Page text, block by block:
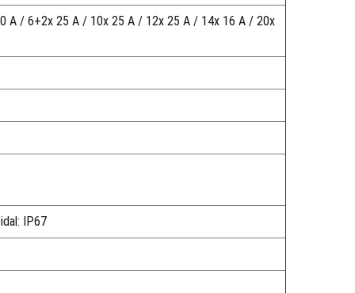
A / 6+2x 25 A / 10x 25 A / 12x 25 A / 14x 16 A / 20x
IP67